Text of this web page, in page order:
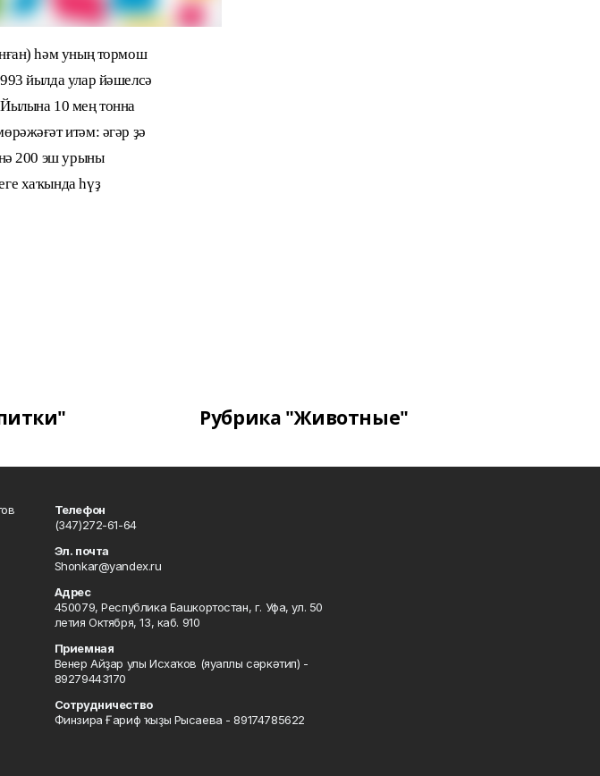
һәм уның тормош
йылда улар йәшелсә
10 мең тонна
итәм: әгәр ҙә
200 эш урыны
хаҡында һүҙ
Рубрика "Животные"
Телефон
(347)272-61-64
Эл. почта
Shonkar@yandex.ru
Адрес
450079, Республика Башкортостан, г. Уфа, ул. 50
летия Октября, 13, каб. 910
Приемная
Венер Айҙар улы Исхаҡов (яуаплы сәркәтип) -
89279443170
Сотрудничество
Финзира Ғариф ҡыҙы Рысаева - 89174785622